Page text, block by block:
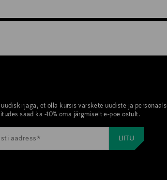
et olla kursis värskete uudiste ja
saad ka -10% oma järgmiselt e-poe ostult.